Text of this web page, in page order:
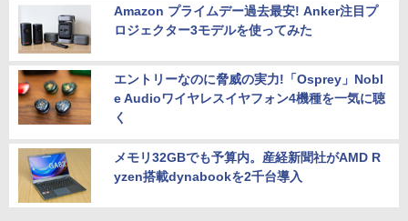
Amazon プライムデー過去最安! Anker注目プ
ロジェクター3モデルを使ってみた
エントリーなのに脅威の実力!「Osprey」Nobl
e Audioワイヤレスイヤフォン4機種を一気に聴
く
メモリ32GBでも予算内。産経新聞社がAMD R
yzen搭載dynabookを2千台導入